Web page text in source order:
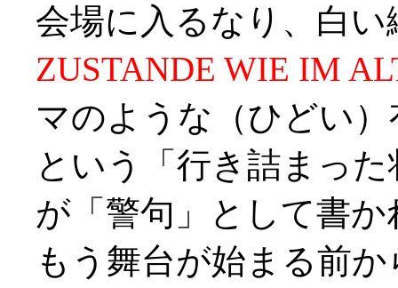
会場に入るなり、白
ZUSTANDE WIE IM
マのような（ひどい
という「行き詰まっ
が「警句」として書
もう舞台が始まる前